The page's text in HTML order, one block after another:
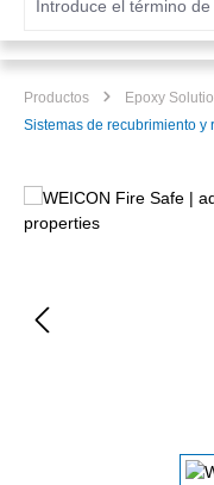
Productos
Epoxy
Sistemas de recubrimiento y
Omitir galería de